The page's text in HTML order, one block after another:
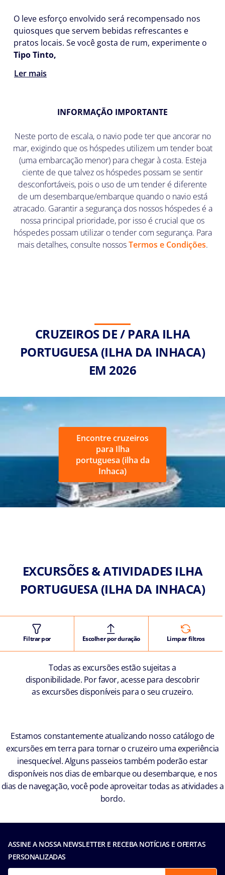
O leve esforço envolvido será recompensado nos
quiosques que servem bebidas refrescantes e
pratos locais. Se você gosta de rum, experimente o
Tipo Tinto,
Ler mais
INFORMAÇÃO IMPORTANTE
Neste porto de escala, o navio pode ter que ancorar no
mar, exigindo que os hóspedes utilizem um tender boat
(uma embarcação menor) para chegar à costa. Esteja
ciente de que talvez os hóspedes possam se sentir
desconfortáveis, pois o uso de um tender é diferente
de um desembarque/embarque quando o navio está
atracado. Garantir a segurança dos nossos hóspedes é a
nossa principal prioridade, por isso é crucial que os
hóspedes possam utilizar o tender com segurança. Para
mais detalhes, consulte nossosTermos e Condições.
CRUZEIROS DE / PARA ILHA
PORTUGUESA (ILHA DA INHACA)
EM 2026
Encontre cruzeiros
para Ilha
portuguesa (ilha da
Inhaca)
EXCURSÕES & ATIVIDADES ILHA
PORTUGUESA (ILHA DA INHACA)
Filtrar por Escolher por duração Limpar filtros
Todas as excursões estão sujeitas a
disponibilidade. Por favor, acesse para descobrir
as excursões disponíveis para o seu cruzeiro.
Estamos constantemente atualizando nosso catálogo de
excursões em terra para tornar o cruzeiro uma experiência
inesquecível. Alguns passeios também poderão estar
disponíveis nos dias de embarque ou desembarque, e nos
dias de navegação, você pode aproveitar todas as atividades a
bordo.
ASSINE A NOSSA NEWSLETTER E RECEBA NOTÍCIAS E OFERTAS
PERSONALIZADAS